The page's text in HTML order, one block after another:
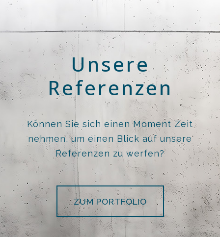
Unsere
Referenzen
Können Sie sich einen Moment Zeit
nehmen, um einen Blick auf unsere
Referenzen zu werfen?
ZUM PORTFOLIO